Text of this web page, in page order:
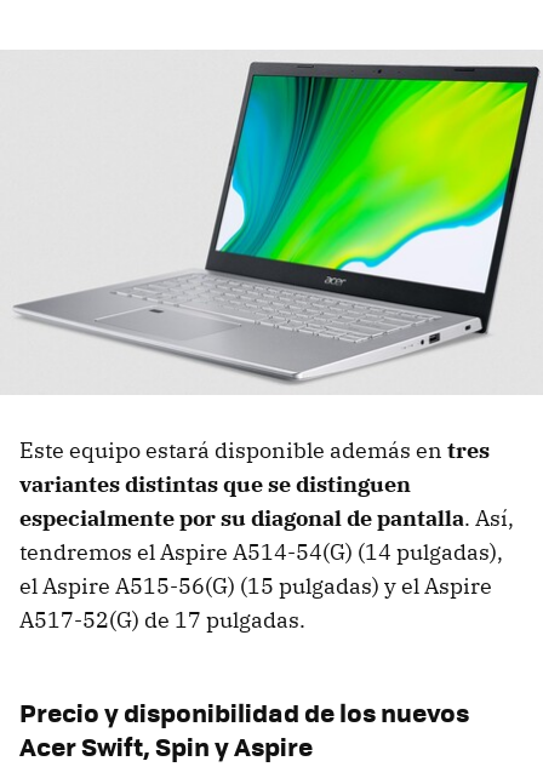
Este equipo estará disponible además en tres
variantes distintas que se distinguen
especialmente por su diagonal de pantalla. Así,
tendremos el Aspire A514-54(G) (14 pulgadas),
el Aspire A515-56(G) (15 pulgadas) y el Aspire
A517-52(G) de 17 pulgadas.
Precio y disponibilidad de los nuevos
Acer Swift, Spin y Aspire